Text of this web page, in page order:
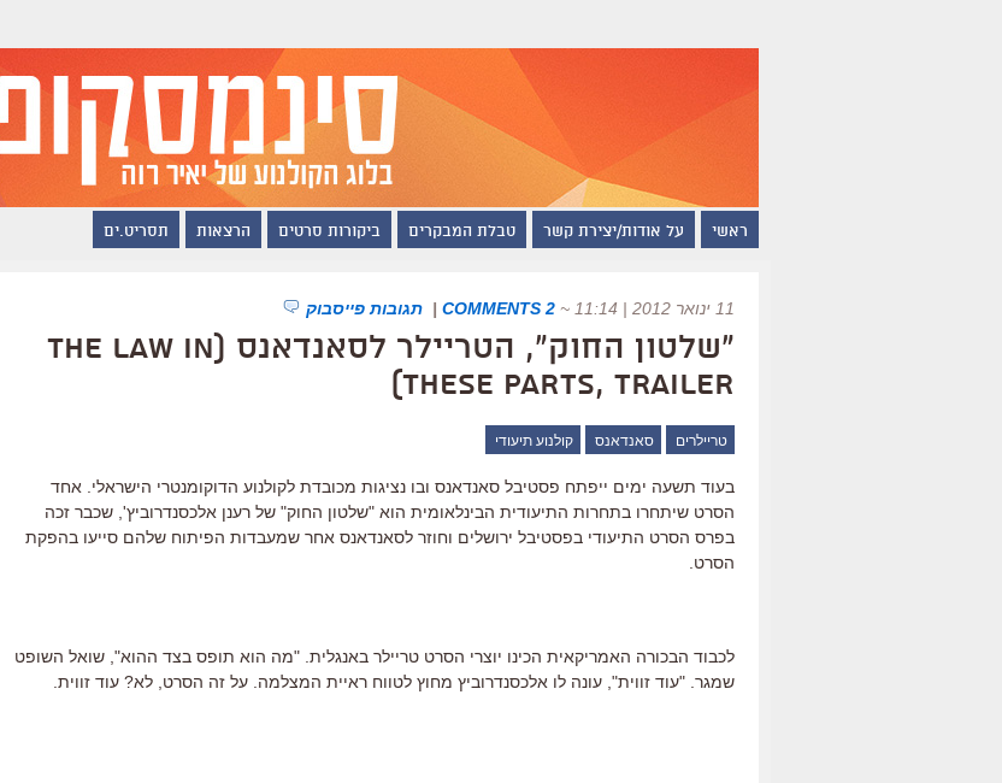
ראשי על אודות/יצירת קשר טבלת המבקרים ביקורות סרטים הרצאות תסריט.ים
11 ינואר 2012 | 11:14 ~
2 COMMENTS
| תגובות פייסבוק
"שלטון החוק", הטריילר לסאנדאנס (The Law in
These Parts, trailer)
טריילרים סאנדאנס קולנוע תיעודי
בעוד תשעה ימים ייפתח פסטיבל סאנדאנס ובו נציגות מכובדת לקולנוע הדוקומנטרי הישראלי. אחד
הסרט שיתחרו בתחרות התיעודית הבינלאומית הוא "שלטון החוק" של רענן אלכסנדרוביץ', שכבר זכה
בפרס הסרט התיעודי בפסטיבל ירושלים וחוזר לסאנדאנס אחר שמעבדות הפיתוח שלהם סייעו בהפקת
הסרט.
לכבוד הבכורה האמריקאית הכינו יוצרי הסרט טריילר באנגלית. "מה הוא תופס בצד ההוא", שואל השופט
שמגר. "עוד זווית", עונה לו אלכסנדרוביץ מחוץ לטווח ראיית המצלמה. על זה הסרט, לא? עוד זווית.